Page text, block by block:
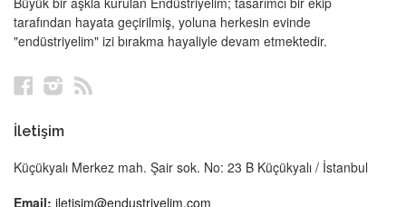
tarafından hayata geçirilmiş, yoluna herkesin evinde
"endüstriyelim" izi bırakma hayaliyle devam etmektedir.
FacebookInstagram
İletişim
Küçükyalı Merkez mah. Şair sok. No: 23 B Küçükyalı / İstanbul
Email: iletisim@endustriyelim.com